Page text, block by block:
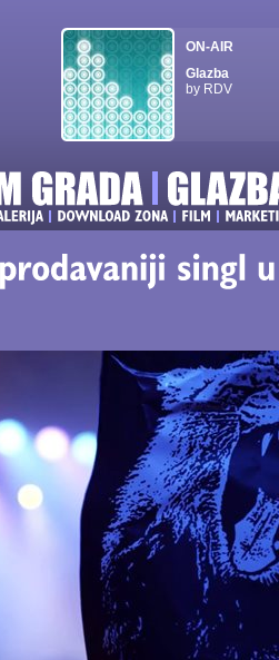
ON-AIR
Glazba
by RDV